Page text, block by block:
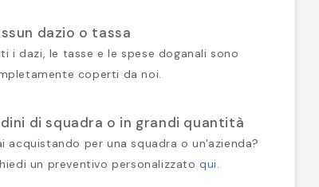
dazio o tassa
i dazi, le tasse e le spese doganali sono
coperti da noi.
di squadra o in grandi quantità
acquistando per una squadra o un'azienda?
un preventivo personalizzatoqui.